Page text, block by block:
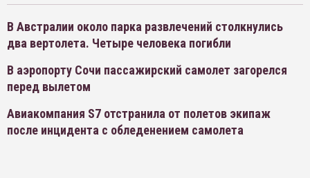
В Австралии около парка развлечений столкнулись
два вертолета. Четыре человека погибли
В аэропорту Сочи пассажирский самолет загорелся
перед вылетом
Авиакомпания S7 отстранила от полетов экипаж
после инцидента с обледенением самолета